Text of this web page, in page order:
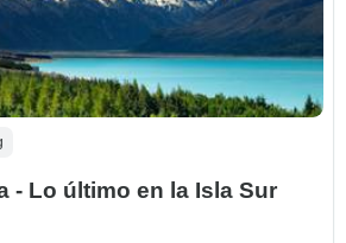
- Lo último en la Isla Sur